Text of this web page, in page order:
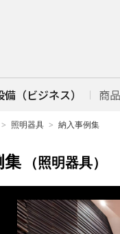
（ビジネス） 商
照明器具 納入事例集
集 （照明器具）